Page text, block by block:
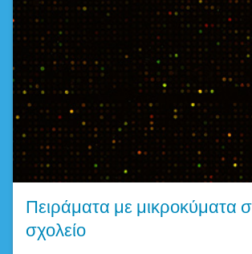
Πειράματα με μικροκύματα
σχολείο